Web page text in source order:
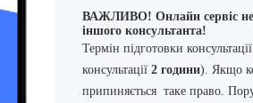
ВАЖЛИВО! Онлайн сервіс не
іншого консультанта!
Термін підготовки
консультації 2 години). Якщо
припиняється таке право.